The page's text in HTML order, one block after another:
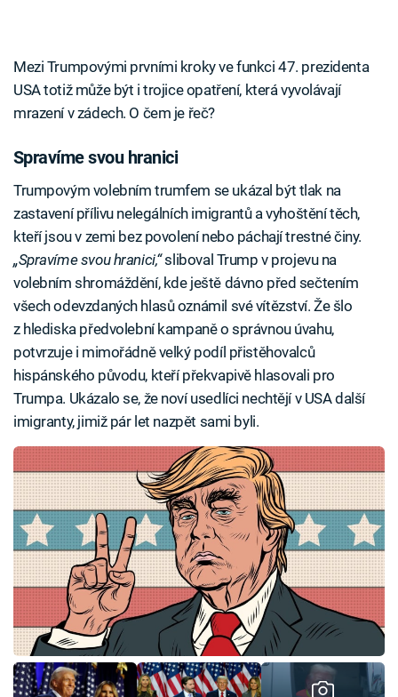
Mezi Trumpovými prvními kroky ve funkci 47. prezidenta
USA totiž může být i trojice opatření, která vyvolávají
mrazení v zádech. O čem je řeč?
Spravíme svou hranici
Trumpovým volebním trumfem se ukázal být tlak na
zastavení přílivu nelegálních imigrantů a vyhoštění těch,
kteří jsou v zemi bez povolení nebo páchají trestné činy.
„Spravíme svou hranici,“sliboval Trump v projevu na
volebním shromáždění, kde ještě dávno před sečtením
všech odevzdaných hlasů oznámil své vítězství. Že šlo
z hlediska předvolební kampaně o správnou úvahu,
potvrzuje i mimořádně velký podíl přistěhovalců
hispánského původu, kteří překvapivě hlasovali pro
Trumpa. Ukázalo se, že noví usedlíci nechtějí v USA další
imigranty, jimiž pár let nazpět sami byli.